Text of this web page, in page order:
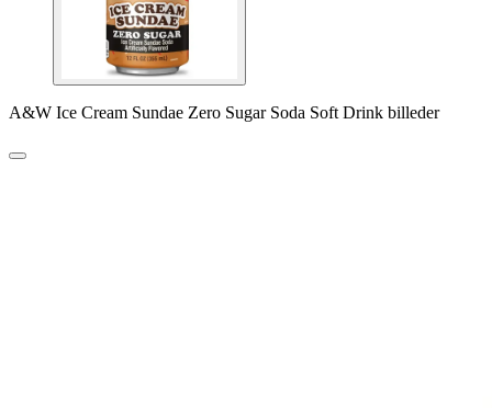
A&W Ice Cream Sundae Zero Sugar Soda Soft Drink billeder